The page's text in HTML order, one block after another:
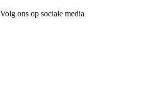
Volg ons op sociale media